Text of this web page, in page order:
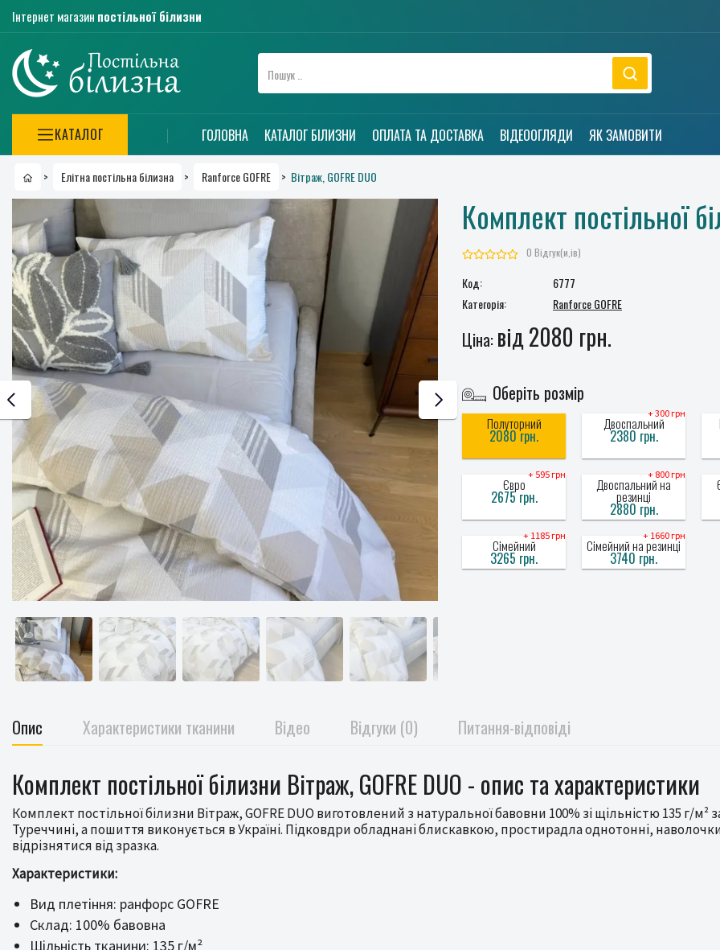
Інтернет магазин постільної білизни
КАТАЛОГ ГОЛОВНА КАТАЛОГ БІЛИЗНИ ОПЛАТА ТА ДОСТАВКА ВІДЕООГЛЯДИ ЯК ЗАМОВИТИ
> Елітна постільна білизна > Ranforce GOFRE > Вітраж, GOFRE DUO
Комплект постільної
0 Відгук(и,ів)
Код:
6777
Категорія:
Ranforce GOFRE
Ціна: від 2080 грн.
Оберіть розмір
Полуторний
2080 грн.
+ 300 грн
Двоспальний
2380 грн.
+ 595 грн
Євро
2675 грн.
+ 800 грн
Двоспальний на
резинці
2880 грн.
+ 1185 грн
Сімейний
3265 грн.
+ 1660 грн
Сімейний на резинці
3740 грн.
Опис Характеристики тканини Відео Відгуки (0) Питання-відповіді
Комплект постільної білизни Вітраж, GOFRE DUO - опис та характеристики
Комплект постільної білизни Вітраж, GOFRE DUO виготовлений з натуральної бавовни 100% зі щільністю 135 г/
Туреччині, а пошиття виконується в Україні. Підковдри обладнані блискавкою, простирадла однотонні,
відрізнятися від зразка.
Характеристики:
Вид плетіння: ранфорс GOFRE
Склад: 100% бавовна
Щільність тканини: 135 г/м²